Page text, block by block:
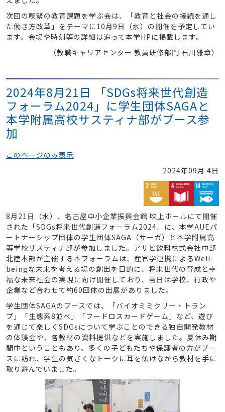
次回の喫緊の教育課題を学ぶ会は、「教育と社会の接続を通し
た働き方改革」をテーマに10月9日（水）の開催を予定してい
ます。会場や時刻等の詳細は追って本学HPに掲載します。
（教職キャリアセンター 教員研修部門 石川雅章）
2024年8月21日 「SDGs将来世代創造
フォーラム2024」に学生団体SAGAと
本学附属高校サスティナ部がブース参
加
このページのみ表示
2024年09月 4日
8月21日（水）、名古屋中小企業振興会館 吹上ホールにて開催
された「SDGs将来世代創造フォーラム2024」に、本学AUEパ
ートナーシップ団体の学生団体SAGA（サーガ）と本学附属高
等学校サスティナ部が参加しました。アサヒ飲料株式会社中部
北陸本部が主催する本フォーラムは、産官学連携によるWell-
beingな未来を考える場の創出を目的に、将来世代の育成と幸
福な未来社会の実現に向け開催しており、当日は学校、行政や
企業など合わせて約60団体の出展がありました。
学生団体SAGAのブースでは、「バイオミミクリー・トラン
プ」「生態系8並べ」「フードロスカードゲーム」など、遊び
を通じて楽しくSDGsについて学ぶことのできる独自開発教材
の体験会や、各教材の資料提供などを実施しました。夏休み期
間中ということもあり、多くの子どもたちや保護者の方がブー
スに訪れ、学生の気さくなトークに耳を傾けながら教材を手に
取り遊んでいました。